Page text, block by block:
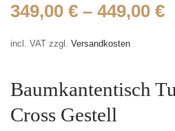
349,00 € – 449,00 €
incl. VAT zzgl. Versandkosten
Baumkantentisch
Cross Gestell